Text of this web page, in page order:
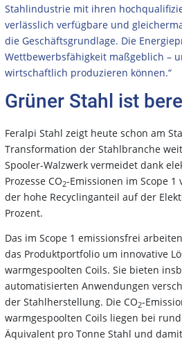
Stahlindustrie mit ihren
verlässlich verfügbare und
die Geschäftsgrundlage. Die
Wettbewerbsfähigkeit maßgeblich –
wirtschaftlich produzieren können.“
Grüner Stahl ist
Feralpi Stahl zeigt heute schon am
Transformation der Stahlbranche
Spooler-Walzwerk vermeidet dank
Prozesse CO2-Emissionen im Scope
der hohe Recyclinganteil auf der
Prozent.
Das im Scope 1 emissionsfrei
das Produktportfolio um innovative
warmgespoolten Coils. Sie bieten
automatisierten Anwendungen
der Stahlherstellung. Die CO2-
warmgespoolten Coils liegen bei
Äquivalent pro Tonne Stahl und